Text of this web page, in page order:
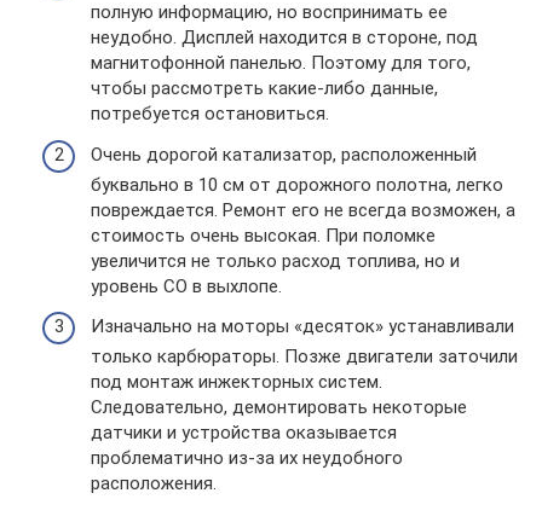
полную информацию, но воспринимать ее
неудобно. Дисплей находится в стороне, под
магнитофонной панелью. Поэтому для того,
чтобы рассмотреть какие-либо данные,
потребуется остановиться.
Очень дорогой катализатор, расположенный
буквально в 10 см от дорожного полотна, легко
повреждается. Ремонт его не всегда возможен, а
стоимость очень высокая. При поломке
увеличится не только расход топлива, но и
уровень СО в выхлопе.
Изначально на моторы «десяток» устанавливали
только карбюраторы. Позже двигатели заточили
под монтаж инжекторных систем.
Следовательно, демонтировать некоторые
датчики и устройства оказывается
проблематично из-за их неудобного
расположения.